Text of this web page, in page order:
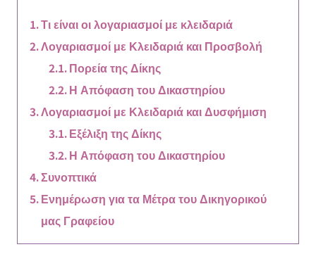
Τι είναι οι λογαριασμοί με κλειδαριά
Λογαριασμοί με Κλειδαριά και Προσβολή
Πορεία της Δίκης
Η Απόφαση του Δικαστηρίου
Λογαριασμοί με Κλειδαριά και Δυσφήμιση
Εξέλιξη της Δίκης
Η Απόφαση του Δικαστηρίου
Συνοπτικά
Ενημέρωση για τα Μέτρα του Δικηγορικού
μας Γραφείου